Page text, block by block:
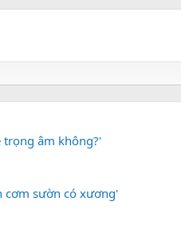
trọng âm không?'
cơm sườn có xương'